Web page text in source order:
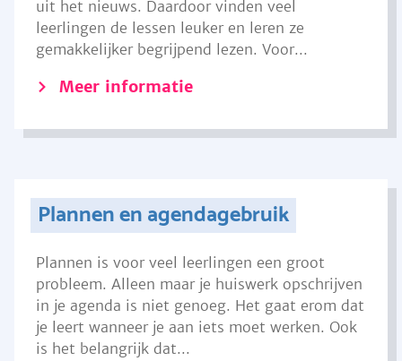
uit het nieuws. Daardoor vinden veel
leerlingen de lessen leuker en leren ze
gemakkelijker begrijpend lezen. Voor...
Meer informatie
Plannen en agendagebruik
Plannen is voor veel leerlingen een groot
probleem. Alleen maar je huiswerk opschrijven
in je agenda is niet genoeg. Het gaat erom dat
je leert wanneer je aan iets moet werken. Ook
is het belangrijk dat...